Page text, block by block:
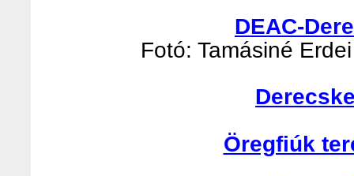
DEAC-
Fotó: Tamásiné
Öregfiúk